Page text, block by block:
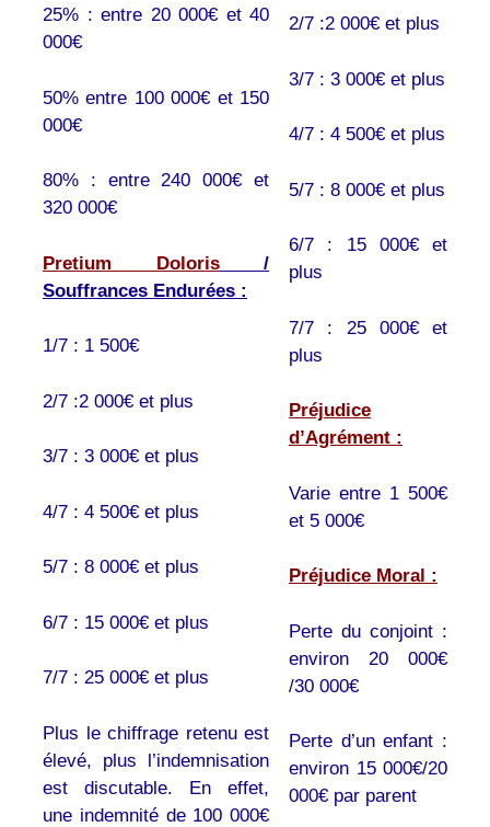
25% : entre 20 000€ et 40
000€
50% entre 100 000€ et 150
000€
80% : entre 240 000€ et
320 000€
Pretium Doloris/
Souffrances Endurées :
1/7 : 1 500€
2/7 :2 000€ et plus
3/7 : 3 000€ et plus
4/7 : 4 500€ et plus
5/7 : 8 000€ et plus
6/7 : 15 000€ et plus
7/7 : 25 000€ et plus
Plus le chiffrage retenu est
élevé, plus l’indemnisation
est discutable. En effet,
une indemnité de 100 000€
2/7 :2 000€ et plus
3/7 : 3 000€ et plus
4/7 : 4 500€ et plus
5/7 : 8 000€ et plus
6/7 : 15 000€ et
plus
7/7 : 25 000€ et
plus
Préjudice
d’Agrément :
Varie entre 1 500€
et 5 000€
Préjudice Moral :
Perte du conjoint :
environ 20 000€
/30 000€
Perte d’un enfant :
environ 15 000€/20
000€ par parent